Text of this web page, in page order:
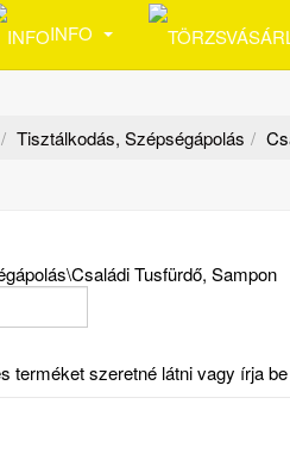
INFO
Tisztálkodás, Szépségápolás
Tusfürdő, Sampon
terméket szeretné látni vagy írja